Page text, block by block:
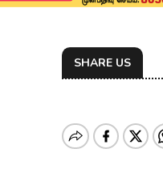
SHARE US